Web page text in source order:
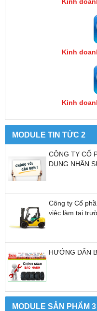
Kinh
Kinh
MODULE TIN TỨC 2
CÔNG TY CỔ
DỤNG NHÂN
Công ty Cổ
việc làm tại
HƯỚNG DẪN
MODULE SẢN PHẨM 3